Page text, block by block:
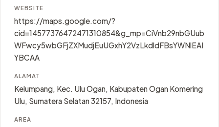
WEBSITE
https://maps.google.com/?
cid=14577376472471310854&g_mp=CiVnb29nbGUub
WFwcy5wbGFjZXMudjEuUGxhY2VzLkdldFBsYWNlEAI
YBCAA
ALAMAT
Kelumpang, Kec. Ulu Ogan, Kabupaten Ogan Komering
Ulu, Sumatera Selatan 32157, Indonesia
AREA